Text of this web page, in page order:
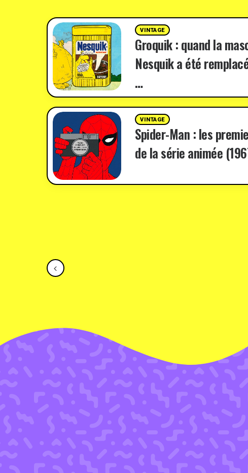
VINTAGE
Groquik : quand la
Nesquik a été
…
VINTAGE
Spider-Man : les
de la série animée